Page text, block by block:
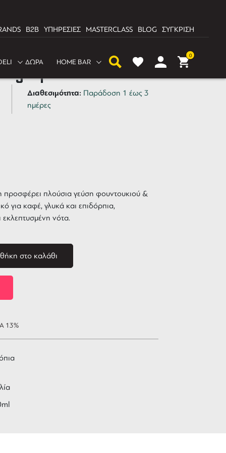
B2B ΥΠΗΡΕΣΙΕΣ MASTERCLASS BLOG ΣΥΓΚΡΙΣΗ
ΔΩΡΑ HOME BAR
0
syrup 700ml
Διαθεσιμότητα: Παράδοση 1 έως 3
ημέρες
προσφέρει πλούσια γεύση φουντουκιού &
για καφέ, γλυκά και επιδόρπια,
νότα.
στο καλάθι
13%